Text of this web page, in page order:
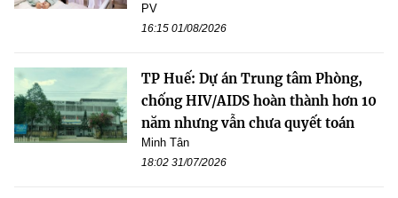
PV
16:15 01/08/2026
TP Huế: Dự án Trung tâm Phòng,
chống HIV/AIDS hoàn thành hơn 10
năm nhưng vẫn chưa quyết toán
Minh Tân
18:02 31/07/2026